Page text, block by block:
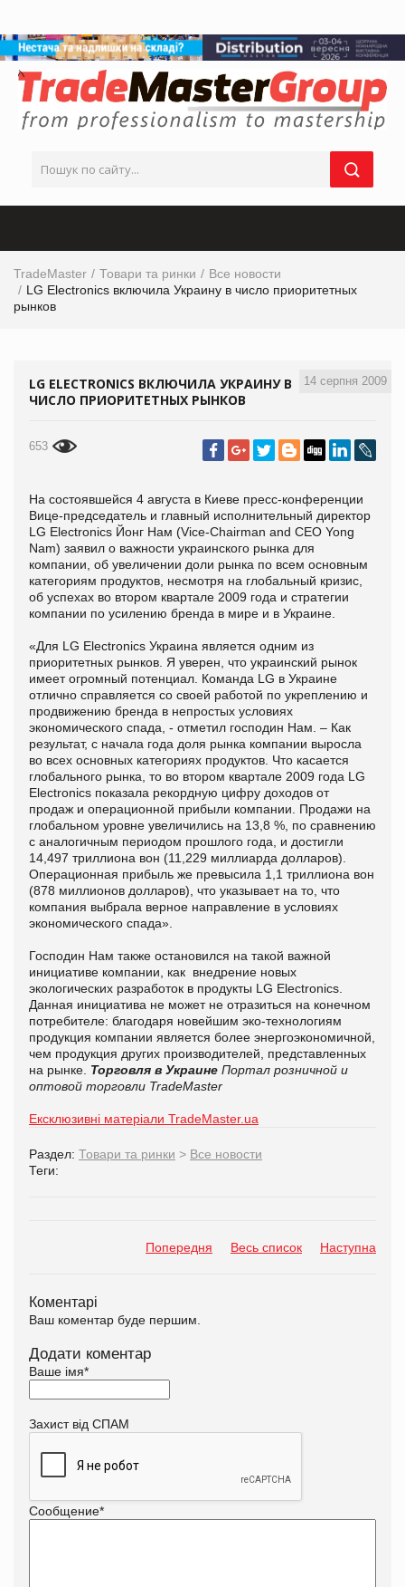
TradeMaster Товари та ринки
Все новости
LG Electronics включила Украину в число приоритетных
рынков
14 серпня 2009
LG ELECTRONICS ВКЛЮЧИЛА УКРАИНУ В
ЧИСЛО ПРИОРИТЕТНЫХ РЫНКОВ
653
На состоявшейся 4 августа в Киеве пресс-конференции
Вице-председатель и главный исполнительный директор
LG Electronics Йонг Нам (Vice-Chairman and CEO Yong
Nam) заявил о важности украинского рынка для
компании, об увеличении доли рынка по всем основным
категориям продуктов, несмотря на глобальный кризис,
об успехах во втором квартале 2009 года и стратегии
компании по усилению бренда в мире и в Украине.
«Для LG Electronics Украина является одним из
приоритетных рынков. Я уверен, что украинский рынок
имеет огромный потенциал. Команда LG в Украине
отлично справляется со своей работой по укреплению и
продвижению бренда в непростых условиях
экономического спада, - отметил господин Нам. – Как
результат, с начала года доля рынка компании выросла
во всех основных категориях продуктов. Что касается
глобального рынка, то во втором квартале 2009 года LG
Electronics показала рекордную цифру доходов от
продаж и операционной прибыли компании. Продажи на
глобальном уровне увеличились на 13,8 %, по сравнению
с аналогичным периодом прошлого года, и достигли
14,497 триллиона вон (11,229 миллиарда долларов).
Операционная прибыль же превысила 1,1 триллиона вон
(878 миллионов долларов), что указывает на то, что
компания выбрала верное направление в условиях
экономического спада».
Господин Нам также остановился на такой важной
инициативе компании, как внедрение новых
экологических разработок в продукты LG Electronics.
Данная инициатива не может не отразиться на конечном
потребителе: благодаря новейшим эко-технологиям
продукция компании является более энергоэкономичной,
чем продукция других производителей, представленных
на рынке. Торговля в Украине Портал розничной и
оптовой торговли TradeMaster
Ексклюзивні матеріали TradeMaster.ua
Раздел: Товари та ринки > Все новости
Теги:
Попередня Весь список Наступна
Коментарі
Ваш коментар буде першим.
Додати коментар
Ваше імя*
Захист від СПАМ
Сообщение*